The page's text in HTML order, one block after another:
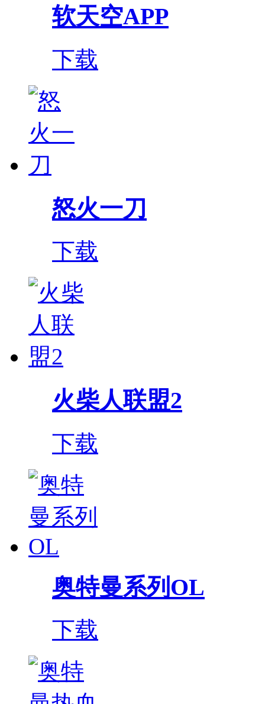
软天空APP
下载
怒火一刀
下载
火柴人联盟2
下载
奥特曼系列OL
下载